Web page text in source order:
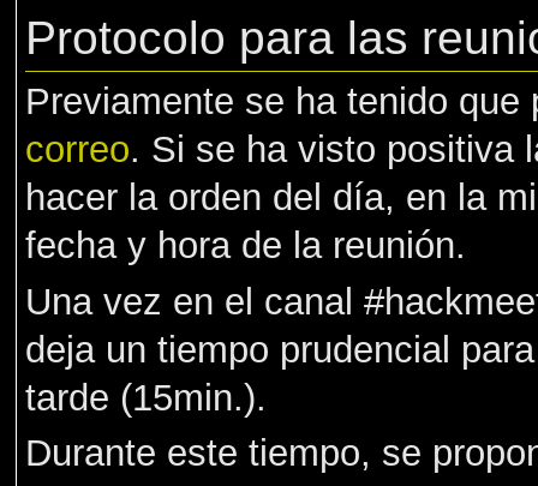
Protocolo para las
Previamente se ha tenido
correo. Si se ha visto positiva
hacer la orden del día, en la
fecha y hora de la reunión.
Una vez en el canal
deja un tiempo prudencial
tarde (15min.).
Durante este tiempo, se